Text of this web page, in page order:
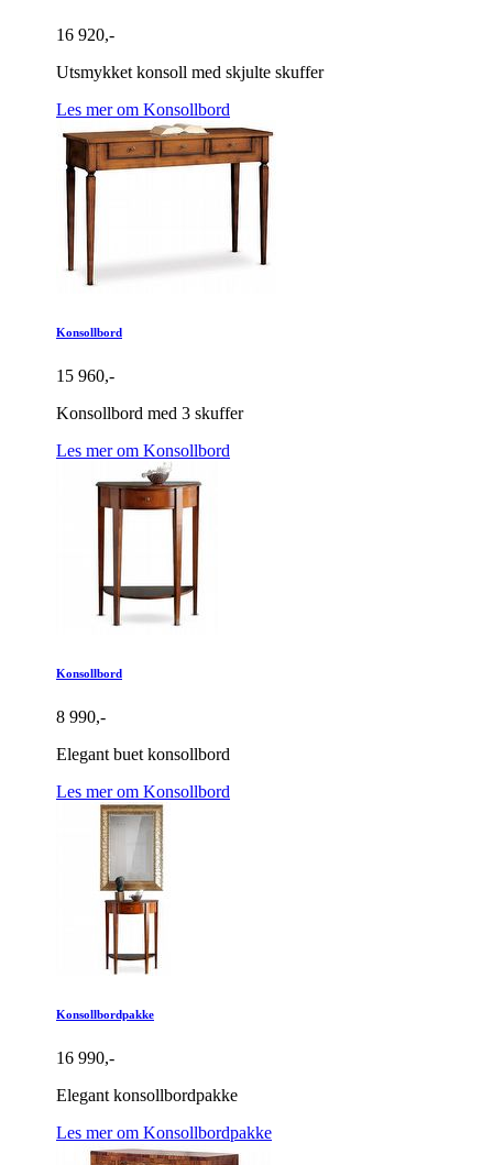
16 920,-
Utsmykket konsoll med skjulte skuffer
Les mer om Konsollbord
Konsollbord
15 960,-
Konsollbord med 3 skuffer
Les mer om Konsollbord
Konsollbord
8 990,-
Elegant buet konsollbord
Les mer om Konsollbord
Konsollbordpakke
16 990,-
Elegant konsollbordpakke
Les mer om Konsollbordpakke